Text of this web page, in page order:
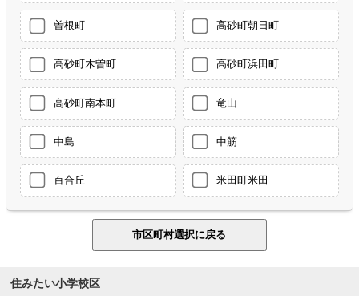
曽根町 高砂町朝日町
高砂町木曽町 高砂町浜田町
高砂町南本町 竜山
中島 中筋
百合丘 米田町米田
住みたい小学校区